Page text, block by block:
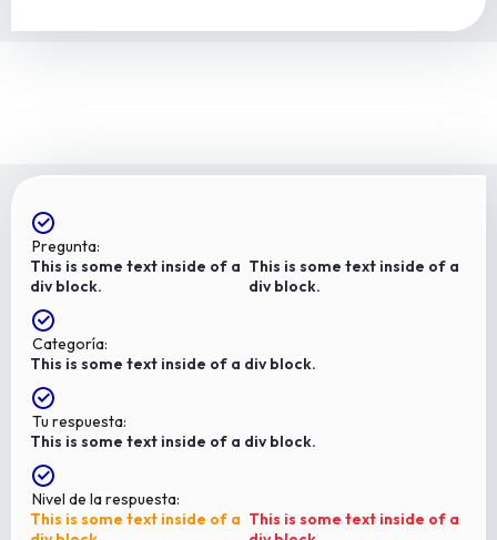
Pregunta:
This is some text inside of a
div block.
This is some text inside of a
div block.
Categoría:
This is some text inside of a div block.
Tu respuesta:
This is some text inside of a div block.
Nivel de la respuesta:
This is some text inside of a This is some text inside of a